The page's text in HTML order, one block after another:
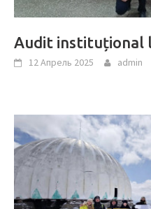
Audit instituțional
12 Апрель 2025 admin